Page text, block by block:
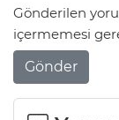
Gönderilen
içermemesi
Gönder